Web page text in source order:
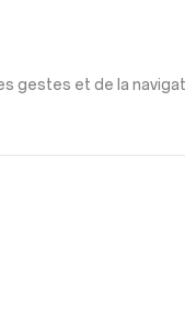
gestes et de la